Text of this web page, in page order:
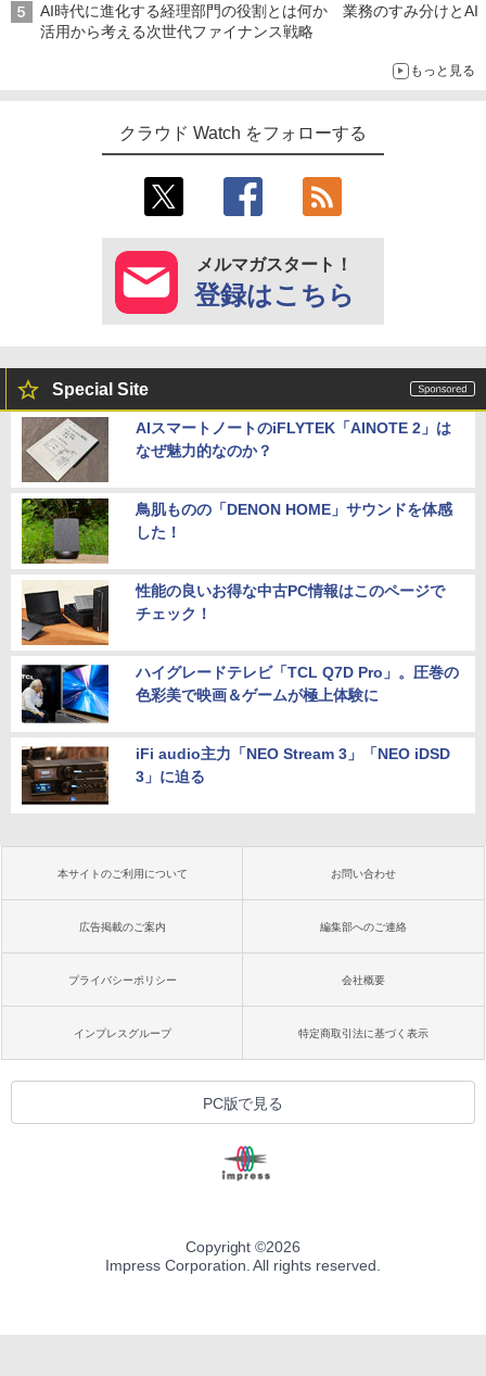
AI時代に進化する経理部門の役割とは何か 業務のすみ分けとAI
活用から考える次世代ファイナンス戦略
もっと見る
クラウド Watch をフォローする
メルマガスタート！
登録はこちら
Special Site
AIスマートノートのiFLYTEK「AINOTE 2」は
なぜ魅力的なのか？
鳥肌ものの「DENON HOME」サウンドを体感
した！
性能の良いお得な中古PC情報はこのページで
チェック！
ハイグレードテレビ「TCL Q7D Pro」。圧巻の
色彩美で映画＆ゲームが極上体験に
iFi audio主力「NEO Stream 3」「NEO iDSD
3」に迫る
本サイトのご利用について お問い合わせ
広告掲載のご案内 編集部へのご連絡
プライバシーポリシー 会社概要
インプレスグループ 特定商取引法に基づく表示
PC版で見る
Copyright ©2026
Impress Corporation. All rights reserved.